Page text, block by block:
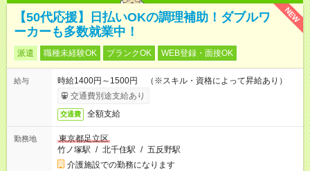
NEW
【50代応援】日払いOKの調理補助！ダブルワ
ーカーも多数就業中！
派遣 職種未経験OK ブランクOK WEB登録・面接OK
給与
時給1400円～1500円 （※スキル・資格によって昇給あり）
交通費別途支給あり
交通費 全額支給
勤務地
東京都足立区
竹ノ塚駅 / 北千住駅 / 五反野駅
介護施設での勤務になります